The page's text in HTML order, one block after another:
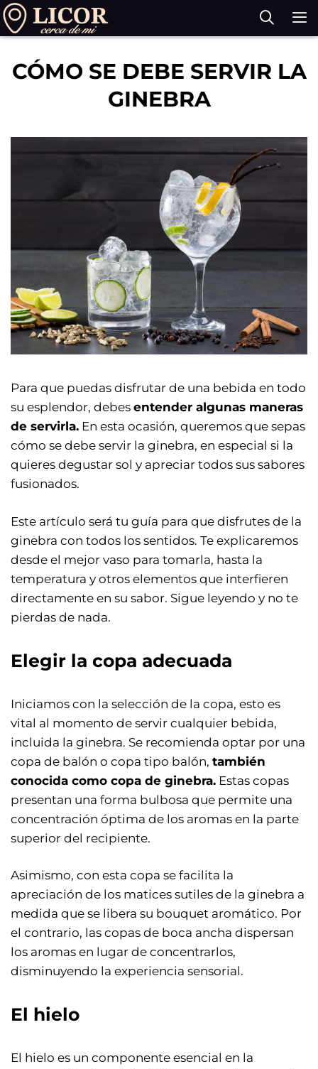
Saltar
al
CÓMO SE DEBE SERVIR LA
GINEBRA
Para que puedas disfrutar de una bebida en todo
su esplendor, debes entender algunas maneras
de servirla. En esta ocasión, queremos que sepas
cómo se debe servir la ginebra, en especial si la
quieres degustar sol y apreciar todos sus sabores
fusionados.
Este artículo será tu guía para que disfrutes de la
ginebra con todos los sentidos. Te explicaremos
desde el mejor vaso para tomarla, hasta la
temperatura y otros elementos que interfieren
directamente en su sabor. Sigue leyendo y no te
pierdas de nada.
Elegir la copa adecuada
Iniciamos con la selección de la copa, esto es
vital al momento de servir cualquier bebida,
incluida la ginebra. Se recomienda optar por una
copa de balón o copa tipo balón, también
conocida como copa de ginebra. Estas copas
presentan una forma bulbosa que permite una
concentración óptima de los aromas en la parte
superior del recipiente.
Asimismo, con esta copa se facilita la
apreciación de los matices sutiles de la ginebra a
medida que se libera su bouquet aromático. Por
el contrario, las copas de boca ancha dispersan
los aromas en lugar de concentrarlos,
disminuyendo la experiencia sensorial.
El hielo
El hielo es un componente esencial en la